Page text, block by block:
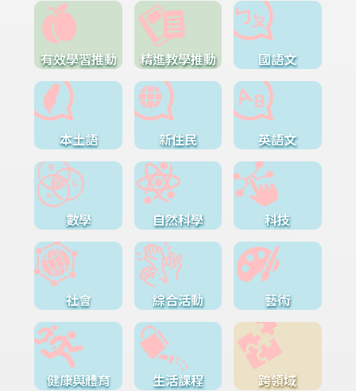
有效學習推動 精進教學推動 國語文
本土語 新住民 英語文
數學 自然科學 科技
社會 綜合活動 藝術
健康與體育 生活課程 跨領域